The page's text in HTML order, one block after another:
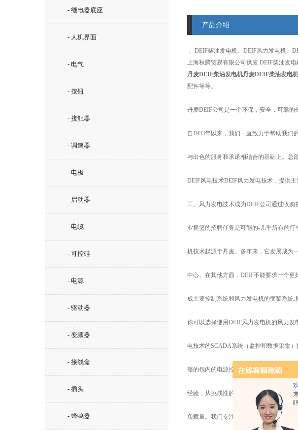
- 继电器底座
- 人机界面
- 电气
- 按钮
- 接触器
- 调速器
- 电极
- 启动器
- 电缆
- 可控硅
- 电源
- 驱动器
- 变频器
- 接线盒
- 插头
- 蜂鸣器
产品介绍
、DEIF柴油发电机、DEIF风力发电机、
上海秋腾贸易有限公司供应 DEIF柴油发
丹麦DEIF柴油发电机丹麦DEIF柴油发电机
配件等等。
丹麦DEIF公司是一个环保，安全，可靠
自1933年以来，我们一直致力于帮助我
与出色的服务和承诺相结合的基础上。总
DEIF风电技术DEIF风力发电技术，提供
工。风力发电技术成为DEIF公司通过收
业摇篮的招聘任务是可能的-几乎所有的
机技术起源于丹麦。多年来，它发展成为
中心。在其他方面，DEIF不能要求一个
成主要控制系统和风力发电机的变桨系统
你可以选择使用DEIF风力发电机的风力
电技术的SCADA系统（监控和数据采集
整的包内的电源控制技术柴油发电机 - 从
经验，从挑战性的应用领域：电力租赁，
负载量。我们专注于发电机组制造商和包